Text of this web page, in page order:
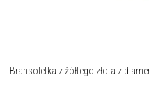
Bransoletka z żółtego złota z